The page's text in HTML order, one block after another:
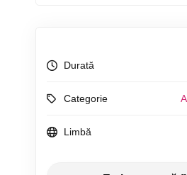
Durată
Categorie
Limbă